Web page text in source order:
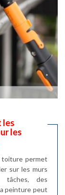
les
les
toiture permet
sur les murs
tâches, des
peinture peut